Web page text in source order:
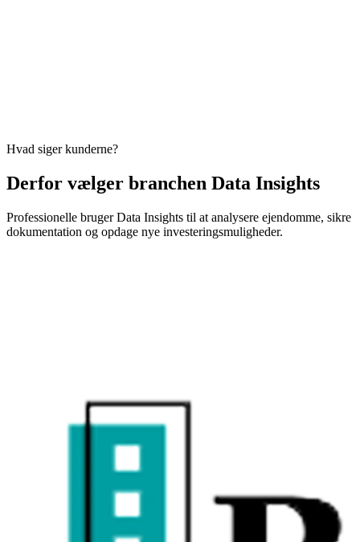
Hvad siger kunderne?
Derfor vælger branchen Data Insights
Professionelle bruger Data Insights til at analysere ejendomme, sikre
dokumentation og opdage nye investeringsmuligheder.